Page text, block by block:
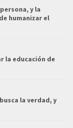
y la
humanizar el
la educación de
la verdad, y